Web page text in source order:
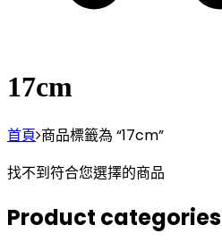
17cm
首頁 商品標籤為 “17cm”
找不到符合您選擇的商品
Product categories